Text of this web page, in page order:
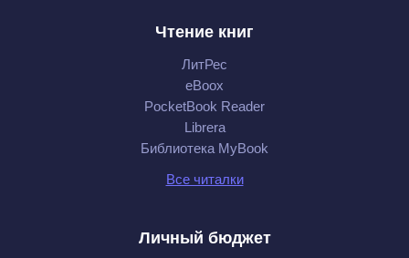
Чтение книг
ЛитРес
eBoox
PocketBook Reader
Librera
Библиотека MyBook
Все читалки
Личный бюджет